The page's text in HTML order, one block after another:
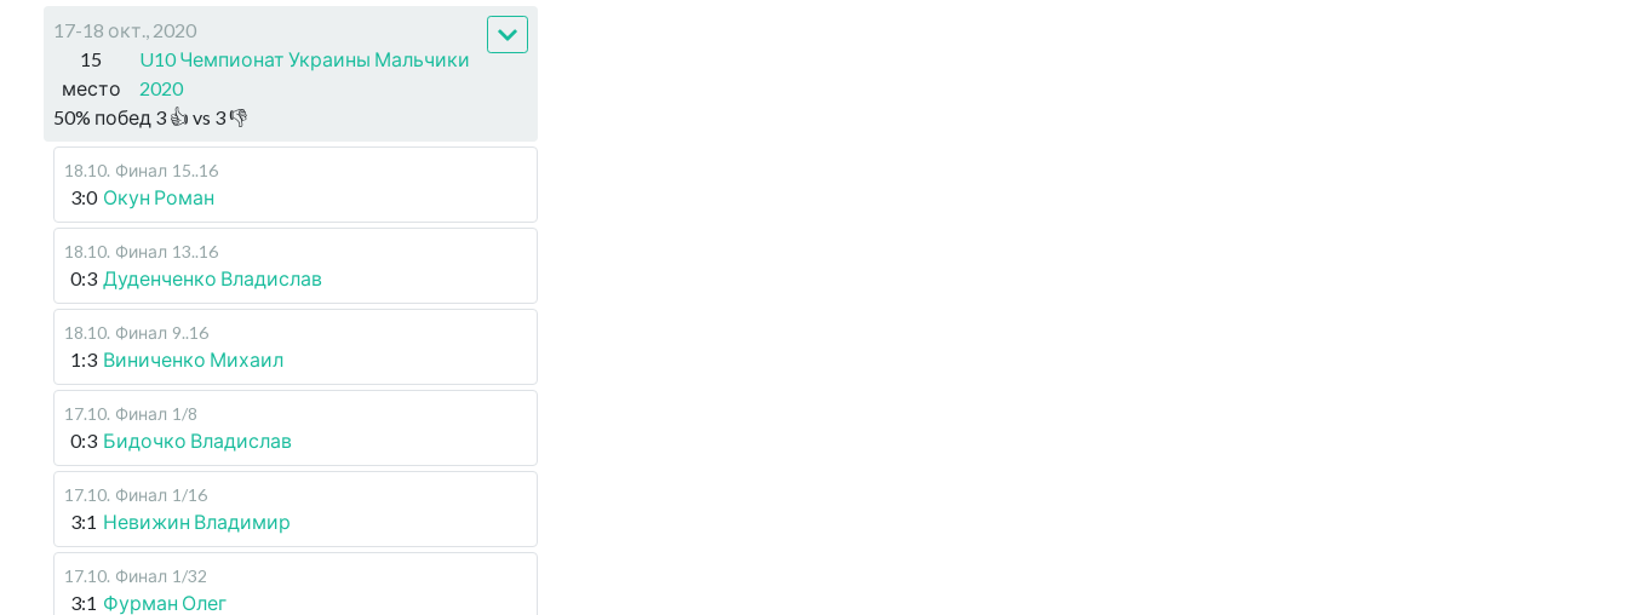
17-18 окт., 2020
15
место
U10 Чемпионат Украины Мальчики
2020
50% побед 3 👍 vs 3👎
18.10. Финал 15..16
3:0 Окун Роман
18.10. Финал 13..16
0:3 Дуденченко Владислав
18.10. Финал 9..16
1:3 Виниченко Михаил
17.10. Финал 1/8
0:3 Бидочко Владислав
17.10. Финал 1/16
3:1 Невижин Владимир
17.10. Финал 1/32
3:1 Фурман Олег